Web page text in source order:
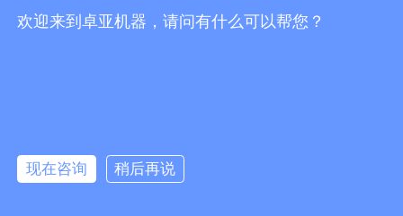
欢迎来到卓亚机器，请问有什么可以帮您？
现在咨询 稍后再说